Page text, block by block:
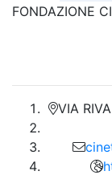
FONDAZIONE
VIA